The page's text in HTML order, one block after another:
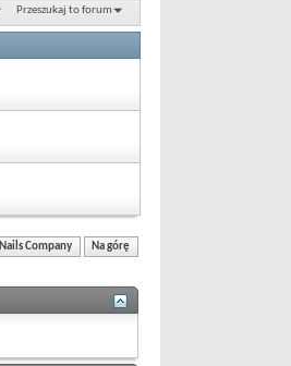
Przeszukaj to forum
Nails Company Na górę